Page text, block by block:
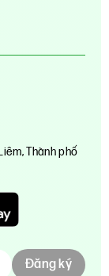
Thành phố
Đăng ký